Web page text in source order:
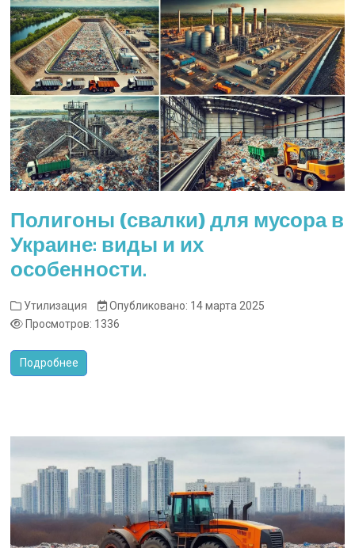
Полигоны (свалки) для мусора в
Украине: виды и их
особенности.
Утилизация
Опубликовано: 14 марта 2025
Просмотров: 1336
Подробнее